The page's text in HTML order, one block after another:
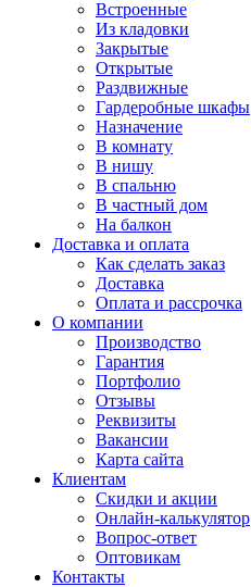
Встроенные
Из кладовки
Закрытые
Открытые
Раздвижные
Гардеробные шкафы
Назначение
В комнату
В нишу
В спальню
В частный дом
На балкон
Доставка и оплата
Как сделать заказ
Доставка
Оплата и рассрочка
О компании
Производство
Гарантия
Портфолио
Отзывы
Реквизиты
Вакансии
Карта сайта
Клиентам
Скидки и акции
Онлайн-калькулятор
Вопрос-ответ
Оптовикам
Контакты